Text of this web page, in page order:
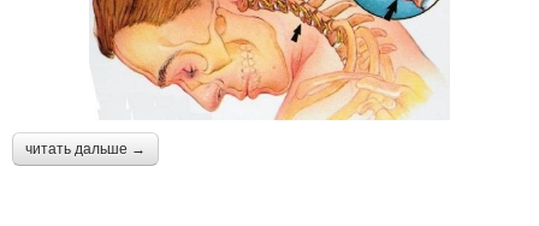
читать дальше →